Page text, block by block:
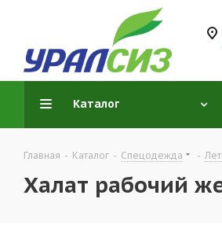
Каталог
Главная - Каталог - Спецодежда -
Халат рабочий